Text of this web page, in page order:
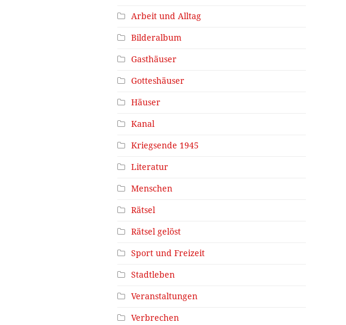
Arbeit und Alltag
Bilderalbum
Gasthäuser
Gotteshäuser
Häuser
Kanal
Kriegsende 1945
Literatur
Menschen
Rätsel
Rätsel gelöst
Sport und Freizeit
Stadtleben
Veranstaltungen
Verbrechen